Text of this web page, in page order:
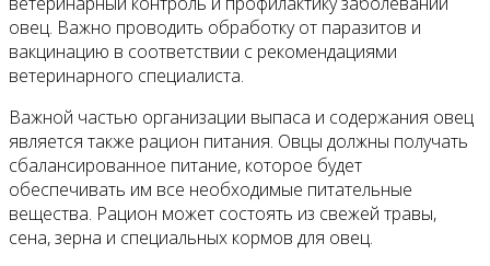
овец. Важно проводить обработку от паразитов и
вакцинацию в соответствии с рекомендациями
ветеринарного специалиста.
Важной частью организации выпаса и содержания овец
является также рацион питания. Овцы должны получать
сбалансированное питание, которое будет
обеспечивать им все необходимые питательные
вещества. Рацион может состоять из свежей травы,
сена, зерна и специальных кормов для овец.